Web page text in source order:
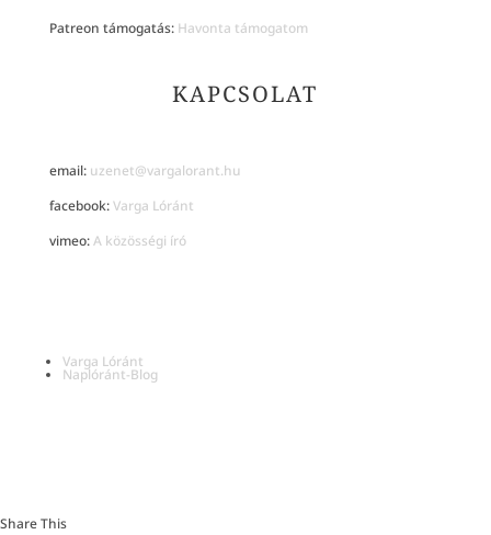
Patreon támogatás: Havonta támogatom
KAPCSOLAT
email: uzenet@vargalorant.hu
facebook:Varga Lóránt
vimeo:A közösségi író
Varga Lóránt
Naplóránt-Blog
Share This